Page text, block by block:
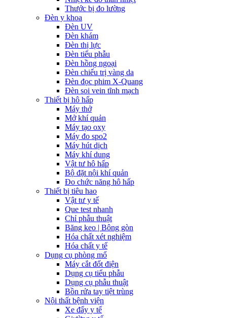
Thước bị đo lường
Đèn y khoa
Đèn UV
Đèn khám
Đèn thị lực
Đèn tiểu phẫu
Đèn hồng ngoại
Đèn chiếu trị vàng da
Đèn đọc phim X-Quang
Đèn soi vein tĩnh mạch
Thiết bị hô hấp
Máy thở
Mở khí quản
Máy tạo oxy
Máy đo spo2
Máy hút dịch
Máy khí dung
Vật tư hô hấp
Bộ đặt nội khí quản
Đo chức năng hô hấp
Thiết bị tiêu hao
Vật tư y tế
Que test nhanh
Chỉ phẫu thuật
Băng keo | Bông gòn
Hóa chất xét nghiệm
Hóa chất y tế
Dụng cụ phòng mổ
Máy cắt đốt điện
Dụng cụ tiểu phẫu
Dụng cụ phẫu thuật
Bồn rửa tay tiệt trùng
Nội thất bệnh viện
Xe đẩy y tế